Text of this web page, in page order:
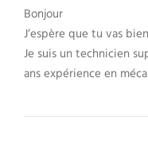
Bonjour
J’espère que tu vas bien
Je suis un technicien
ans expérience en